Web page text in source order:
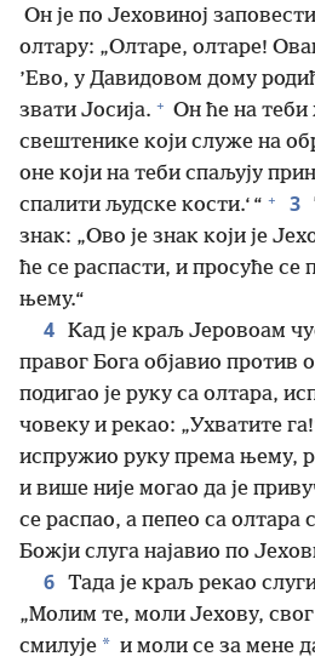
Он је по Јеховиној
олтару: „Олтаре, олтаре!
’Ево, у Давидовом дому
звати Јосија. + Он ће на
свештенике који служе на
оне који на теби спаљују
спалити људске кости.‘ “ + 3
знак: „Ово је знак који је
ће се распасти, и просуће се
њему.“
4 Кад је краљ Јеровоам
правог Бога објавио против
подигао је руку са олтара,
човеку и рекао: „Ухватите
испружио руку према њему,
и више није могао да је
се распао, а пепео са олтара
Божји слуга најавио по
6 Тада је краљ рекао
„Молим те, моли Јехову,
смилује * и моли се за мене